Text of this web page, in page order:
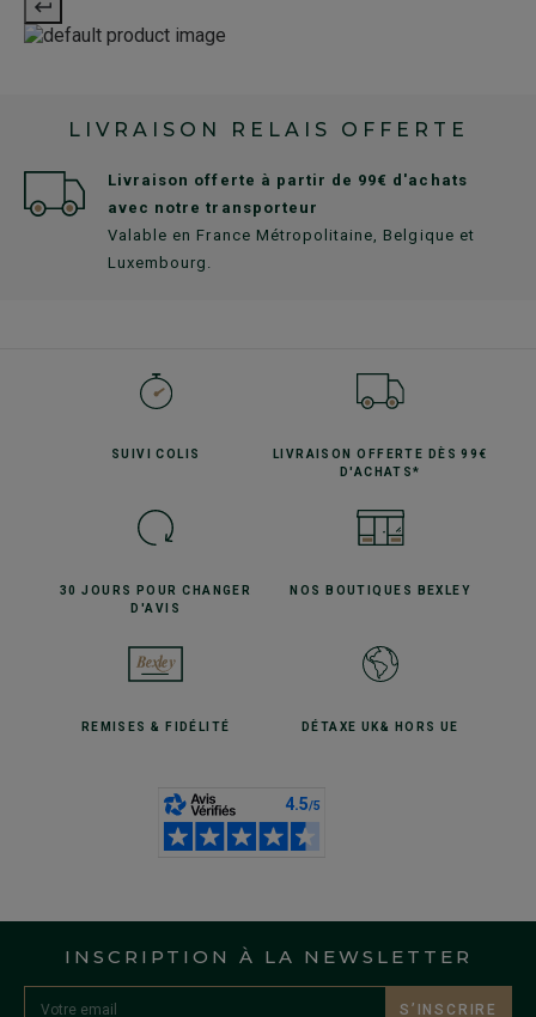
LIVRAISON RELAIS OFFERTE
Livraison offerte à partir de 99€ d'achats
avec notre transporteur
Valable en France Métropolitaine, Belgique et
Luxembourg.
SUIVICOLIS LIVRAISON OFFERTE
DÈS 99€
D'ACHATS*
30 JOURS POURCHANGER
D'AVIS
NOS BOUTIQUES BEXLEY
REMISES& FIDÉLITÉ DÉTAXE UK& HORS UE
INSCRIPTION À LA NEWSLETTER
S’INSCRIRE